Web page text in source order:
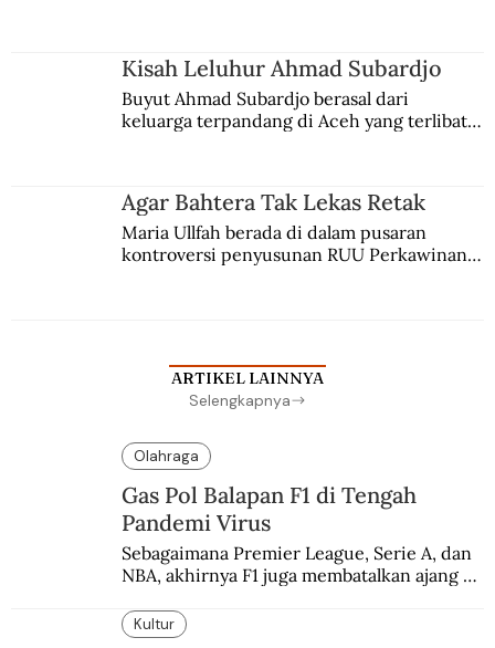
Kisah Leluhur Ahmad Subardjo
Buyut Ahmad Subardjo berasal dari
keluarga terpandang di Aceh yang terlibat
Agar Bahtera Tak Lekas Retak
Maria Ullfah berada di dalam pusaran
kontroversi penyusunan RUU Perkawinan.
ARTIKEL LAINNYA
Selengkapnya
Olahraga
Gas Pol Balapan F1 di Tengah
Pandemi Virus
Sebagaimana Premier League, Serie A, dan
NBA, akhirnya F1 juga membatalkan ajang
enam dekade lampau.
Kultur